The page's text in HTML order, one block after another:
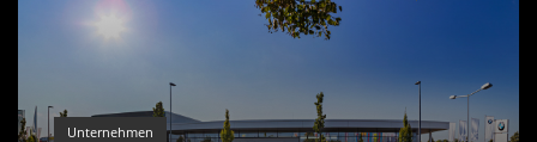
Unternehmen